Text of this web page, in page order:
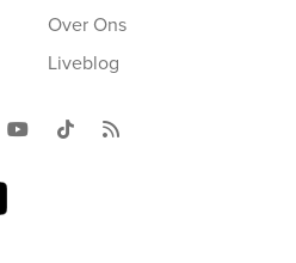
Over Ons
Liveblog